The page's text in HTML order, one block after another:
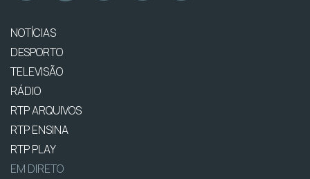
NOTÍCIAS
DESPORTO
TELEVISÃO
RÁDIO
RTP ARQUIVOS
RTP ENSINA
RTP PLAY
EM DIRETO